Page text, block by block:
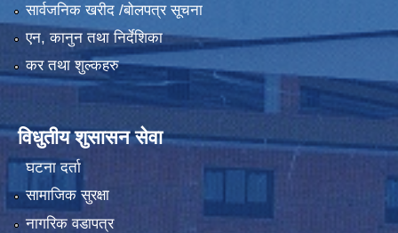
सार्वजनिक खरीद /बोलपत्र सूचना
एन, कानुन तथा निर्देशिका
कर तथा शुल्कहरु
विधुतीय शुसासन सेवा
घटना दर्ता
सामाजिक सुरक्षा
नागरिक वडापत्र